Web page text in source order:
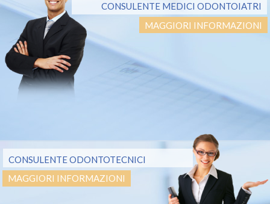
CONSULENTE MEDICI ODONTOIATRI
MAGGIORI INFORMAZIONI
CONSULENTE ODONTOTECNICI
MAGGIORI INFORMAZIONI